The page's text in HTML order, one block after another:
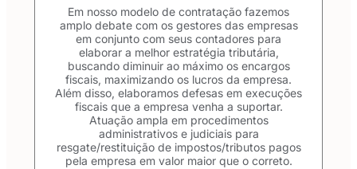
Em nosso modelo de contratação fazemos
amplo debate com os gestores das empresas
em conjunto com seus contadores para
elaborar a melhor estratégia tributária,
buscando diminuir ao máximo os encargos
fiscais, maximizando os lucros da empresa.
Além disso, elaboramos defesas em execuções
fiscais que a empresa venha a suportar.
Atuação ampla em procedimentos
administrativos e judiciais para
resgate/restituição de impostos/tributos pagos
pela empresa em valor maior que o correto.